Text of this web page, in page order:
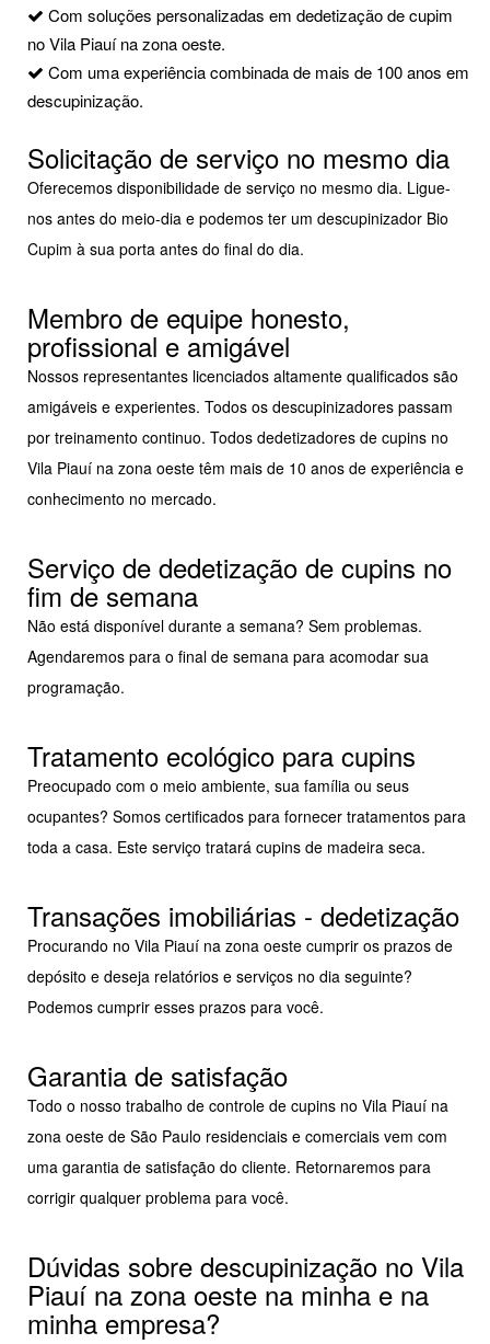
Com soluções personalizadas em dedetização de cupim
no Vila Piauí na zona oeste.
Com uma experiência combinada de mais de 100 anos em
descupinização.
Solicitação de serviço no mesmo dia
Oferecemos disponibilidade de serviço no mesmo dia. Ligue-
nos antes do meio-dia e podemos ter um descupinizador Bio
Cupim à sua porta antes do final do dia.
Membro de equipe honesto,
profissional e amigável
Nossos representantes licenciados altamente qualificados são
amigáveis e experientes. Todos os descupinizadores passam
por treinamento continuo. Todos dedetizadores de cupins no
Vila Piauí na zona oeste têm mais de 10 anos de experiência e
conhecimento no mercado.
Serviço de dedetização de cupins no
fim de semana
Não está disponível durante a semana? Sem problemas.
Agendaremos para o final de semana para acomodar sua
programação.
Tratamento ecológico para cupins
Preocupado com o meio ambiente, sua família ou seus
ocupantes? Somos certificados para fornecer tratamentos para
toda a casa. Este serviço tratará cupins de madeira seca.
Transações imobiliárias - dedetização
Procurando no Vila Piauí na zona oeste cumprir os prazos de
depósito e deseja relatórios e serviços no dia seguinte?
Podemos cumprir esses prazos para você.
Garantia de satisfação
Todo o nosso trabalho de controle de cupins no Vila Piauí na
zona oeste de São Paulo residenciais e comerciais vem com
uma garantia de satisfação do cliente. Retornaremos para
corrigir qualquer problema para você.
Dúvidas sobre descupinização no Vila
Piauí na zona oeste na minha e na
minha empresa?